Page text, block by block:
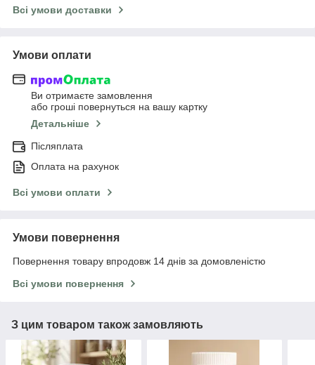
Всі умови доставки
Умови оплати
Ви отримаєте замовлення
або гроші повернуться на вашу картку
Детальніше
Післяплата
Оплата на рахунок
Всі умови оплати
Умови повернення
Повернення товару впродовж 14 днів за домовленістю
Всі умови повернення
З цим товаром також замовляють